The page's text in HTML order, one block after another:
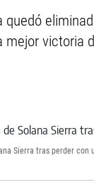
quedó
mejor victoria
Sierra tras perder con